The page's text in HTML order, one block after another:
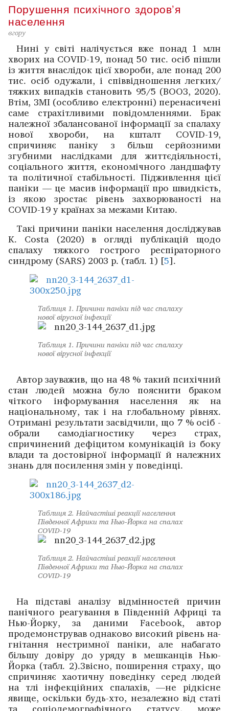
Порушення психічного здоров’я
населення
вгору
Нині у світі налічується вже понад 1 млн
хворих на COVID-19, понад 50 тис. осіб пішли
із життя внаслідок цієї хвороби, але понад 200
тис. осіб одужали, і співвідношення легких/
тяжких випадків становить 95/5 (ВООЗ, 2020).
Втім, ЗМІ (особливо електронні) перенасичені
саме страхітливими повідомленнями. Брак
належної збалансованої інформації за спалаху
нової хво­роби, на кшталт COVID-19,
спричиняє паніку з більш серйозними
згубними наслідками для життєдіяльності,
соціального життя, економічного ландшафту
та політичної стабільності. ­Підживлення цієї
паніки — це масив інфор­мації про швидкість,
із якою зростає рівень захворюваності на
COVID-19 у країнах за межами Китаю.
Такі причини паніки населення досліджував
K. Costa (2020) в огляді публікацій щодо
спалаху тяжкого ­гострого респі­раторного
синдрому (SARS) 2003 р. (табл. 1) [5].
Таблиця 1. Причини паніки під час спалаху
нової вірусної інфекції
Таблиця 1. Причини паніки під час спалаху
нової вірусної інфекції
Автор зауважив, що на 48 % такий психічний
стан людей можна було пояснити браком
чіткого ­інформування насе­лення як на
національному, так і на глобальному рівнях.
Отримані результати засвідчили, що 7 % осіб ­
обрали самодіагностику через страх,
спричинений дефіцитом комуні­кацій із боку
влади та достовірної інформації й належних
знань для посилення змін у поведінці.
Таблиця 2. Найчастіші реакції населення
Південної Африки та Нью-Йорка на спалах
COVID‑19
Таблиця 2. Найчастіші реакції населення
Південної Африки та Нью-Йорка на спалах
COVID‑19
На підставі аналізу відмінностей причин
панічного реа­гування в Південній Африці та
Нью-Йорку, за даними Facebook, автор
продемонстрував однаково високий рівень на­
гнітання нестримної паніки, але набагато
більшу довіру до уряду в мешканців Нью-
Йорка (табл. 2). Звісно, поширення страху, що
спричиняє хаотичну поведінку серед людей
на тлі інфекційних спалахів, —не рідкісне
явище, оскільки будь-хто, незалежно від ­статі